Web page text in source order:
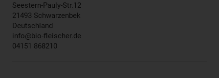
Seestern-Pauly-Str.12
21493 Schwarzenbek
Deutschland
info@bio-fleischer.de
04151 868210